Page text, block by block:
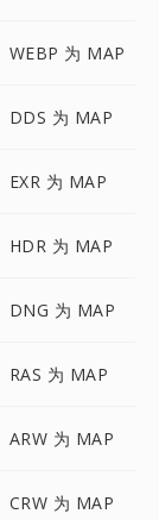
WEBP 为 MAP
DDS 为 MAP
EXR 为 MAP
HDR 为 MAP
DNG 为 MAP
RAS 为 MAP
ARW 为 MAP
CRW 为 MAP